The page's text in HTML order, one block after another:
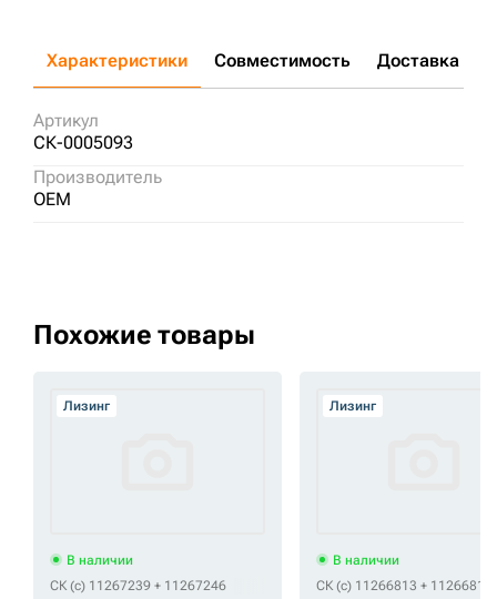
Характеристики Совместимость Доставка и
Артикул
СК-0005093
Производитель
OEM
Похожие товары
Лизинг
В наличии
СК (c) 11267239 + 11267246
Лизинг
В наличии
СК (c) 11266813 + 11266812